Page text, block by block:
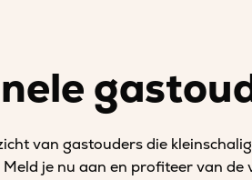
van gastouders die
je nu aan en profiteer van